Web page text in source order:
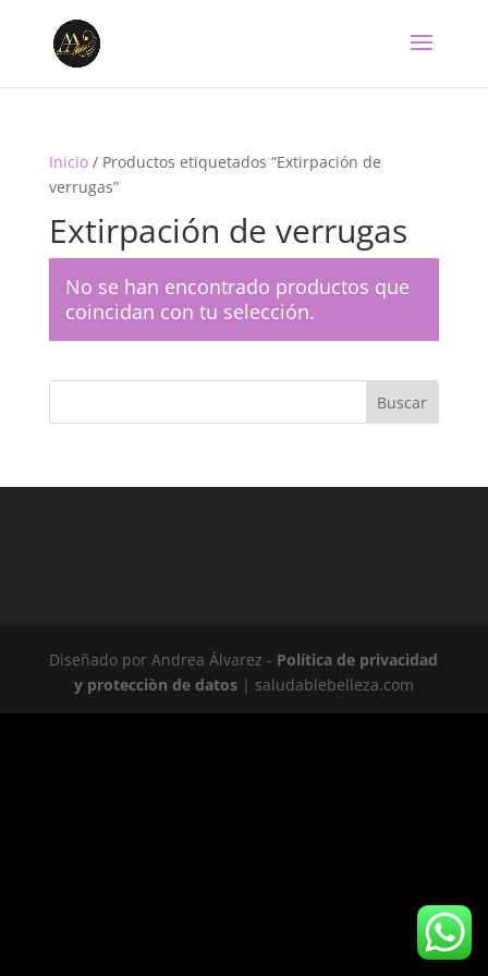
Inicio/ Productos etiquetados “Extirpación de
verrugas”
Extirpación de verrugas
No se han encontrado productos que
coincidan con tu selección.
Buscar
Diseñado por Andrea Álvarez - Política de privacidad
y protecciòn de datos| saludablebelleza.com